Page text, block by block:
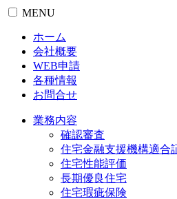
MENU
ホーム
会社概要
WEB申請
各種情報
お問合せ
業務内容
確認審査
住宅金融支援機構適合
住宅性能評価
長期優良住宅
住宅瑕疵保険